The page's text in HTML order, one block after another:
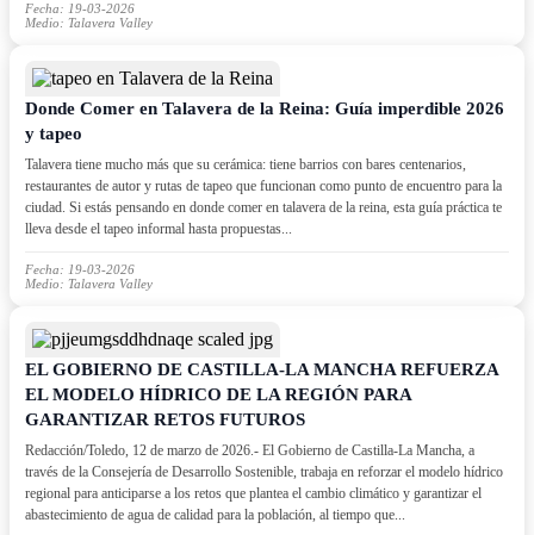
Fecha: 19-03-2026
Medio: Talavera Valley
Donde Comer en Talavera de la Reina: Guía imperdible 2026
y tapeo
Talavera tiene mucho más que su cerámica: tiene barrios con bares centenarios,
restaurantes de autor y rutas de tapeo que funcionan como punto de encuentro para la
ciudad. Si estás pensando en donde comer en talavera de la reina, esta guía práctica te
lleva desde el tapeo informal hasta propuestas...
Fecha: 19-03-2026
Medio: Talavera Valley
EL GOBIERNO DE CASTILLA-LA MANCHA REFUERZA
EL MODELO HÍDRICO DE LA REGIÓN PARA
GARANTIZAR RETOS FUTUROS
Redacción/Toledo, 12 de marzo de 2026.- El Gobierno de Castilla-La Mancha, a
través de la Consejería de Desarrollo Sostenible, trabaja en reforzar el modelo hídrico
regional para anticiparse a los retos que plantea el cambio climático y garantizar el
abastecimiento de agua de calidad para la población, al tiempo que...